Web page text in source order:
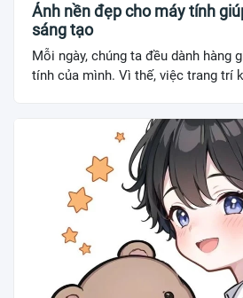
Ảnh nền đẹp cho máy tính
sáng tạo
Mỗi ngày, chúng ta đều dành hàng
tính của mình. Vì thế, việc trang trí